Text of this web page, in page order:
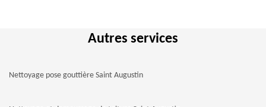
Autres services
Nettoyage pose gouttière Saint Augustin